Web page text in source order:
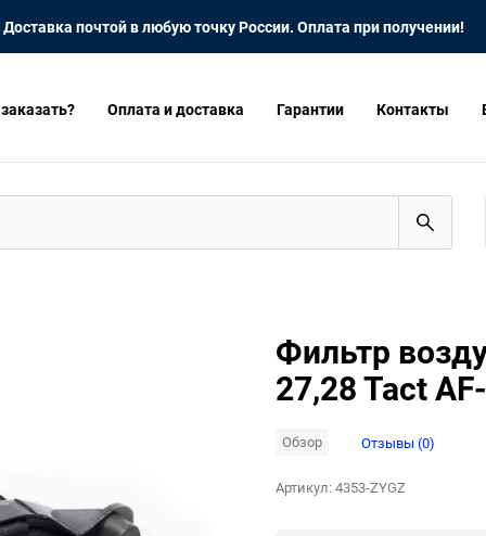
Доставка почтой в любую точку России. Оплата при получении!
Оплата и доставка Гарантии Контакты
Фильтр
27,28 Tact
Обзор Отзывы (0)
Артикул:4353-ZYGZ